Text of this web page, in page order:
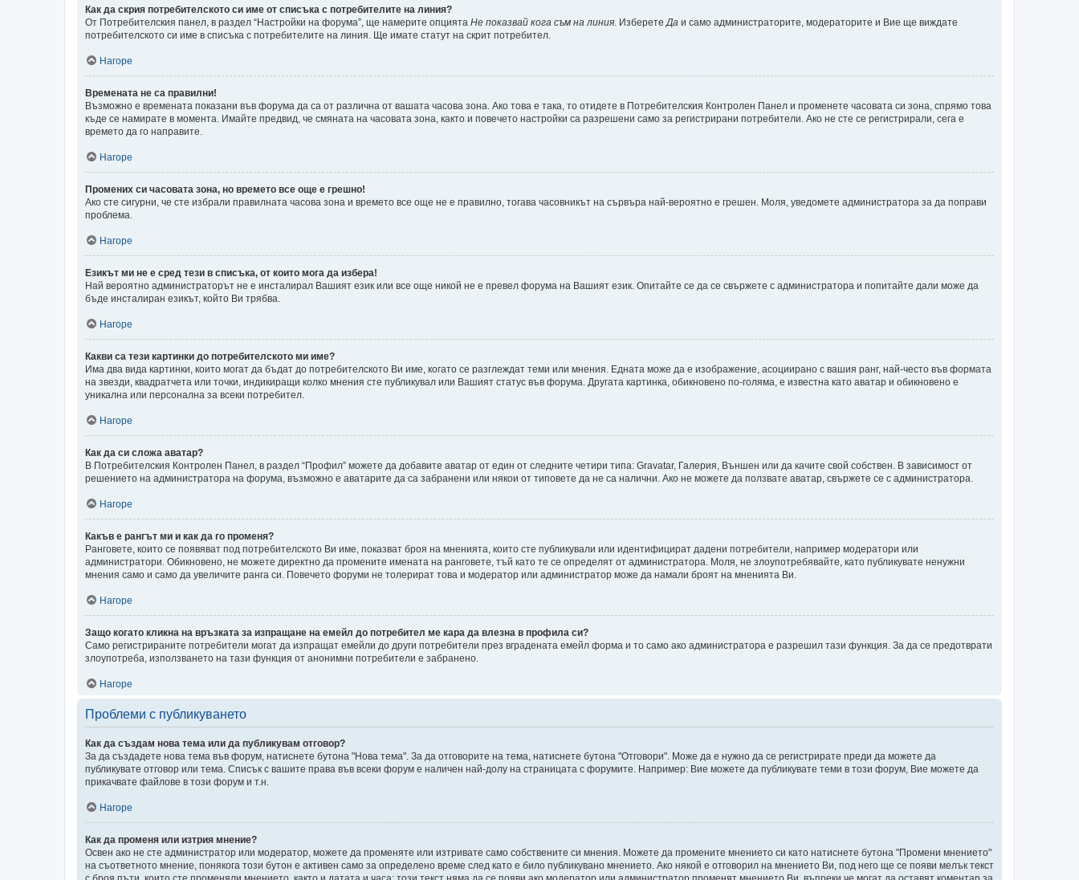
Как да скрия потребителското си име от списъка с потребителите на линия?
От Потребителския панел, в раздел “Настройки на форума”, ще намерите опцията Не показвай кога съм на линия . Изберете Да и само администраторите, модераторите и Вие ще виждате
потребителското си име в списъка с потребителите на линия. Ще имате статут на скрит потребител.
Нагоре
Времената не са правилни!
Възможно е времената показани във форума да са от различна от вашата часова зона. Ако това е така, то отидете в Потребителския Контролен Панел и променете часовата си зона, спрямо това
къде се намирате в момента. Имайте предвид, че смяната на часовата зона, както и повечето настройки са разрешени само за регистрирани потребители. Ако не сте се регистрирали, сега е
времето да го направите.
Нагоре
Промених си часовата зона, но времето все още е грешно!
Ако сте сигурни, че сте избрали правилната часова зона и времето все още не е правилно, тогава часовникът на сървъра най-вероятно е грешен. Моля, уведомете администратора за да поправи
проблема.
Нагоре
Езикът ми не е сред тези в списъка, от които мога да избера!
Най вероятно администраторът не е инсталирал Вашият език или все още никой не е превел форума на Вашият език. Опитайте се да се свържете с администратора и попитайте дали може да
бъде инсталиран езикът, който Ви трябва.
Нагоре
Какви са тези картинки до потребителското ми име?
Има два вида картинки, които могат да бъдат до потребителското Ви име, когато се разглеждат теми или мнения. Едната може да е изображение, асоциирано с вашия ранг, най-често във формата
на звезди, квадратчета или точки, индикиращи колко мнения сте публикувал или Вашият статус във форума. Другата картинка, обикновено по-голяма, е известна като аватар и обикновено е
уникална или персонална за всеки потребител.
Нагоре
Как да си сложа аватар?
В Потребителския Контролен Панел, в раздел “Профил” можете да добавите аватар от един от следните четири типа: Gravatar, Галерия, Външен или да качите свой собствен. В зависимост от
решението на администратора на форума, възможно е аватарите да са забранени или някои от типовете да не са налични. Ако не можете да ползвате аватар, свържете се с администратора.
Нагоре
Какъв е рангът ми и как да го променя?
Ранговете, които се появяват под потребителското Ви име, показват броя на мненията, които сте публикували или идентифицират дадени потребители, например модератори или
администратори. Обикновено, не можете директно да промените имената на ранговете, тъй като те се определят от администратора. Моля, не злоупотребявайте, като публикувате ненужни
мнения само и само да увеличите ранга си. Повечето форуми не толерират това и модератор или администратор може да намали броят на мненията Ви.
Нагоре
Защо когато кликна на връзката за изпращане на емейл до потребител ме кара да влезна в профила си?
Само регистрираните потребители могат да изпращат емейли до други потребители през вградената емейл форма и то само ако администратора е разрешил тази функция. За да се предотврати
злоупотреба, използването на тази функция от анонимни потребители е забранено.
Нагоре
Проблеми с публикуването
Как да създам нова тема или да публикувам отговор?
За да създадете нова тема във форум, натиснете бутона "Нова тема". За да отговорите на тема, натиснете бутона "Отговори". Може да е нужно да се регистрирате преди да можете да
публикувате отговор или тема. Списък с вашите права във всеки форум е наличен най-долу на страницата с форумите. Например: Вие можете да публикувате теми в този форум, Вие можете да
прикачвате файлове в този форум и т.н.
Нагоре
Как да променя или изтрия мнение?
Освен ако не сте администратор или модератор, можете да променяте или изтривате само собствените си мнения. Можете да промените мнението си като натиснете бутона "Промени мнението"
на съответното мнение, понякога този бутон е активен само за определено време след като е било публикувано мнението. Ако някой е отговорил на мнението Ви, под него ще се появи мелък текст